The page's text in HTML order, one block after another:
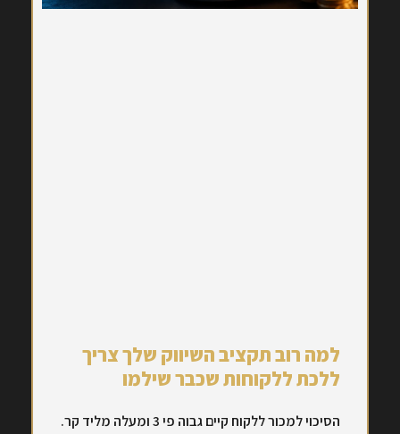
למה רוב תקציב השיווק שלך צריך
ללכת ללקוחות שכבר שילמו
הסיכוי למכור ללקוח קיים גבוה פי 3 ומעלה מליד קר.